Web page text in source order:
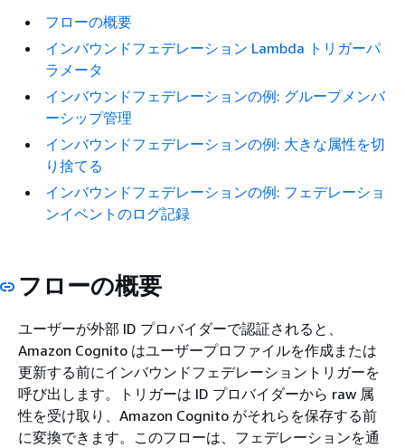
フローの概要
インバウンドフェデレーション Lambda トリガーパ
ラメータ
インバウンドフェデレーションの例: グループメンバ
ーシップ管理
インバウンドフェデレーションの例: 大きな属性を切
り捨てる
インバウンドフェデレーションの例: フェデレーショ
ンイベントのログ記録
フローの概要
ユーザーが外部 ID プロバイダーで認証されると、
Amazon Cognito はユーザープロファイルを作成または
更新する前にインバウンドフェデレーショントリガーを
呼び出します。トリガーは ID プロバイダーから raw 属
性を受け取り、Amazon Cognito がそれらを保存する前
に変換できます。このフローは、フェデレーションを通